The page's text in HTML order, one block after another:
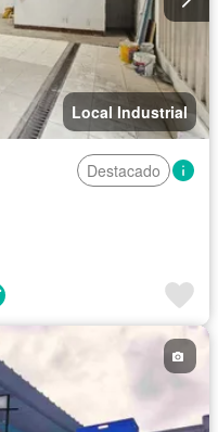
Local Industrial
Destacado